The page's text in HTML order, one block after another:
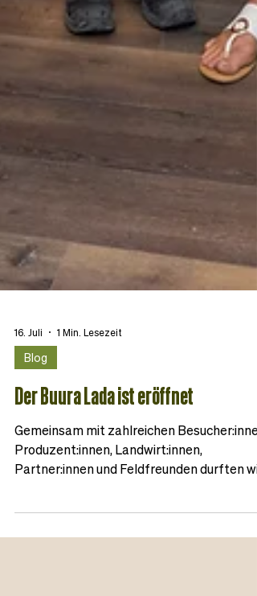
16. Juli 1 Min. Lesezeit
Blog
Der Buura Lada ist eröffnet
heute Morgen die Eröffnung unseres Pop-